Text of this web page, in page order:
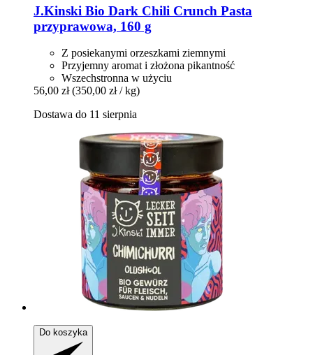
J.Kinski Bio Dark Chili Crunch Pasta
przyprawowa, 160 g
Z posiekanymi orzeszkami ziemnymi
Przyjemny aromat i złożona pikantność
Wszechstronna w użyciu
56,00 zł (350,00 zł / kg)
Dostawa do 11 sierpnia
Do koszyka